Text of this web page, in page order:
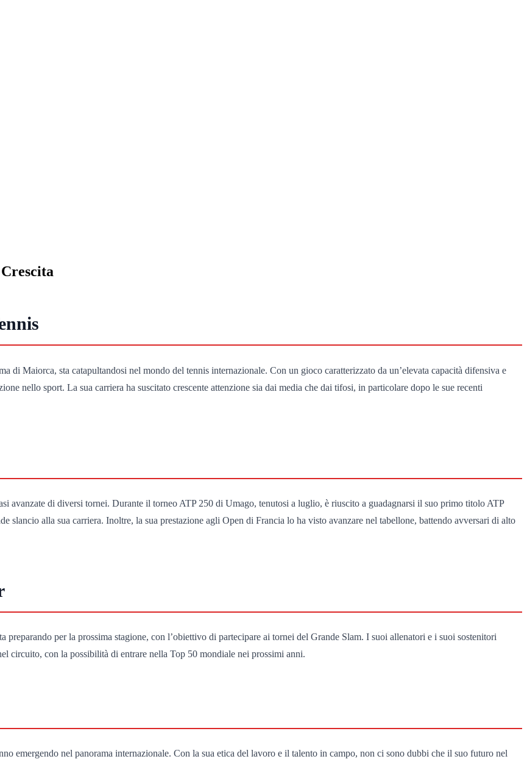
di Maiorca, sta catapultandosi nel mondo del tennis internazionale. Con un gioco caratterizzato da un’elevata capacità difensiva e
nello sport. La sua carriera ha suscitato crescente attenzione sia dai media che dai tifosi, in particolare dopo le sue recenti
avanzate di diversi tornei. Durante il torneo ATP 250 di Umago, tenutosi a luglio, è riuscito a guadagnarsi il suo primo titolo ATP
slancio alla sua carriera. Inoltre, la sua prestazione agli Open di Francia lo ha visto avanzare nel tabellone, battendo avversari di alto
per la prossima stagione, con l’obiettivo di partecipare ai tornei del Grande Slam. I suoi allenatori e i suoi sostenitori
circuito, con la possibilità di entrare nella Top 50 mondiale nei prossimi anni.
emergendo nel panorama internazionale. Con la sua etica del lavoro e il talento in campo, non ci sono dubbi che il suo futuro nel